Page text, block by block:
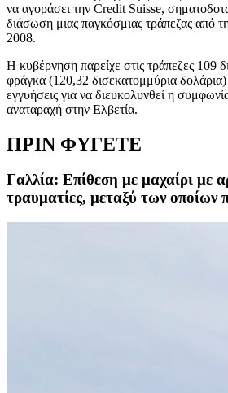
να αγοράσει την Credit Suisse,
διάσωση μιας παγκόσμιας τράπεζας από
2008.
Η κυβέρνηση παρείχε στις τράπεζες 109
φράγκα (120,32 δισεκατομμύρια δολάρια)
εγγυήσεις για να διευκολυνθεί η
αναταραχή στην Ελβετία.
ΠΡΙΝ ΦΥΓΕΤΕ
Γαλλία: Επίθεση με μαχαίρι με
τραυματίες, μεταξύ των οποίων